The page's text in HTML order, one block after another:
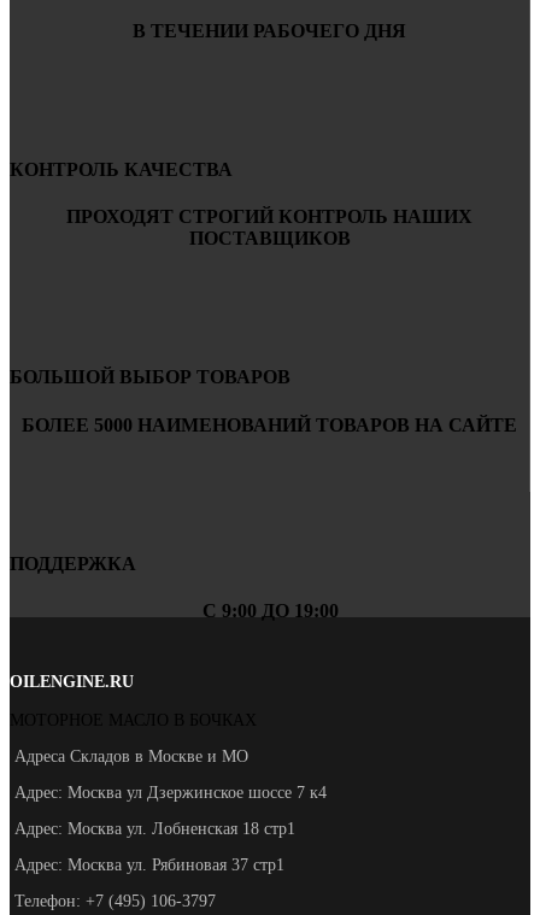
В ТЕЧЕНИИ РАБОЧЕГО ДНЯ
КОНТРОЛЬ КАЧЕСТВА
ПРОХОДЯТ СТРОГИЙ КОНТРОЛЬ НАШИХ
ПОСТАВЩИКОВ
БОЛЬШОЙ ВЫБОР ТОВАРОВ
БОЛЕЕ 5000 НАИМЕНОВАНИЙ ТОВАРОВ НА САЙТЕ
ПОДДЕРЖКА
С 9:00 ДО 19:00
OILENGINE.RU
МОТОРНОЕ МАСЛО В БОЧКАХ
Адреса Складов в Москве и МО
Адрес: Москва ул Дзержинское шоссе 7 к4
Адрес: Москва ул. Лобненская 18 стр1
Адрес: Москва ул. Рябиновая 37 стр1
Телефон: +7 (495) 106-3797